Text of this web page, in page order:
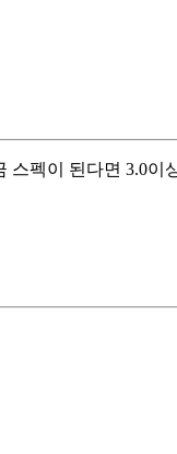
펙이 된다면 3.0